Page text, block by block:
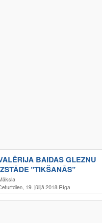
BAIDAS GLEZNU
"TIKŠANĀS"
19. jūlijā 2018 Rīga